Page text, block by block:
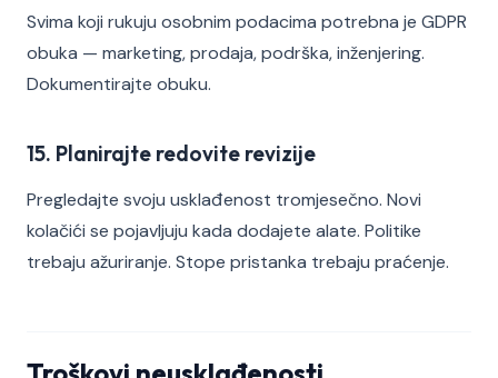
Svima koji rukuju osobnim podacima potrebna je GDPR
obuka — marketing, prodaja, podrška, inženjering.
Dokumentirajte obuku.
15. Planirajte redovite revizije
Pregledajte svoju usklađenost tromjesečno. Novi
kolačići se pojavljuju kada dodajete alate. Politike
trebaju ažuriranje. Stope pristanka trebaju praćenje.